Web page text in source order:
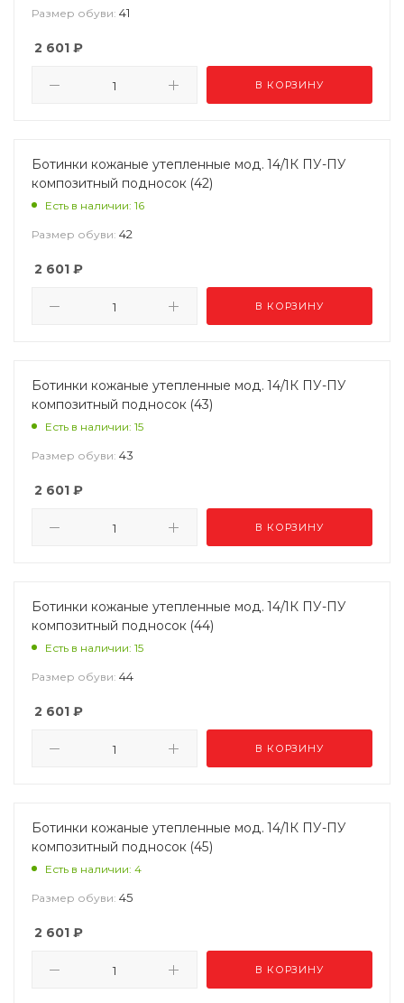
Размер обуви: 41
2 601 ₽
В КОРЗИНУ
Ботинки кожаные утепленные мод. 14/1К ПУ-ПУ
композитный подносок (42)
Есть в наличии: 16
Размер обуви: 42
2 601 ₽
В КОРЗИНУ
Ботинки кожаные утепленные мод. 14/1К ПУ-ПУ
композитный подносок (43)
Есть в наличии: 15
Размер обуви: 43
2 601 ₽
В КОРЗИНУ
Ботинки кожаные утепленные мод. 14/1К ПУ-ПУ
композитный подносок (44)
Есть в наличии: 15
Размер обуви: 44
2 601 ₽
В КОРЗИНУ
Ботинки кожаные утепленные мод. 14/1К ПУ-ПУ
композитный подносок (45)
Есть в наличии: 4
Размер обуви: 45
2 601 ₽
В КОРЗИНУ